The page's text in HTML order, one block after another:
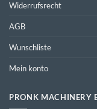
Widerrufsrecht
AGB
Wunschliste
Mein konto
PRONK MACHINERY